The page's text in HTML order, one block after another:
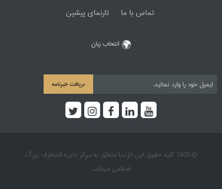
تماس با ما
تارنمای پیشین
انتخاب زبان
دریافت خبرنامه
© 1405 کلیه حقوق این تارنما متعلق به مرکز دایره المعارف بزرگ
اسلامی میباشد